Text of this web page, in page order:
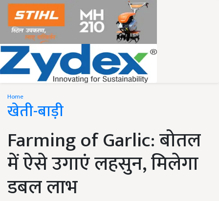
Home
खेती-बाड़ी
Farming of Garlic: बोतल
में ऐसे उगाएं लहसुन, मिलेगा
डबल लाभ